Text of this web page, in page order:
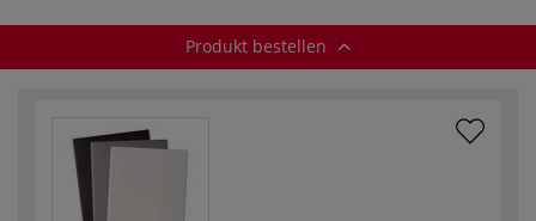
Produkt bestellen